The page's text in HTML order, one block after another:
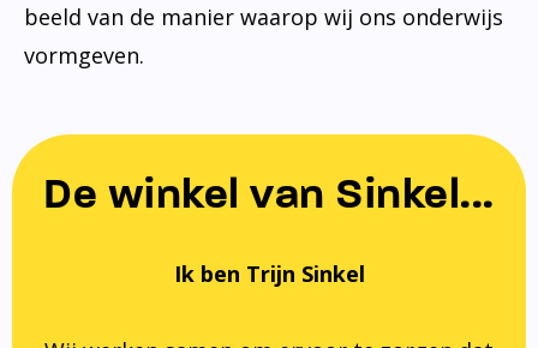
beeld van de manier waarop wij ons onderwijs
vormgeven.
De winkel van Sinkel...
Ik ben Trijn Sinkel